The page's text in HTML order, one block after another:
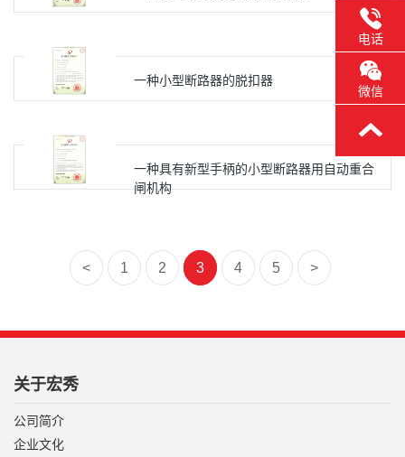
一种小型断路器的脱扣器
一种具有新型手柄的小型断路器用自动重合
闸机构
< 1 2 3 4 5 >
关于宏秀
公司简介
企业文化
电话
微信